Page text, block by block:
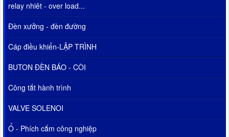
relay nhiêt - over load...
Đèn xưởng - đèn đường
Cáp điều khiển-LẬP TRÌNH
BUTON ĐÈN BÁO - CÒI
Công tắt hành trình
VALVE SOLENOI
Ổ - Phích cắm công nghiệp